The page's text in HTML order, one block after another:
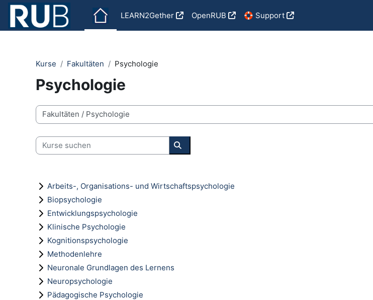
Zum Hauptinhalt
LEARN2Gether
OpenRUB 🛟 Support
Kurse Fakultäten Psychologie
Psychologie
Kursbereiche
Kurse suchen
Kurse suchen
Arbeits-, Organisations- und Wirtschaftspsychologie
Biopsychologie
Entwicklungspsychologie
Klinische Psychologie
Kognitionspsychologie
Methodenlehre
Neuronale Grundlagen des Lernens
Neuropsychologie
Pädagogische Psychologie